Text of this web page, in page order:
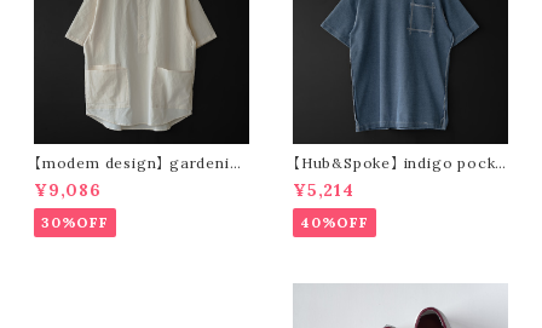
【modem design】 gardenin
g s/s shirt (sand)
¥9,086
30%OFF
【Hub&Spoke】 indigo pocke
t t-shirt (light indigo)
¥5,214
40%OFF